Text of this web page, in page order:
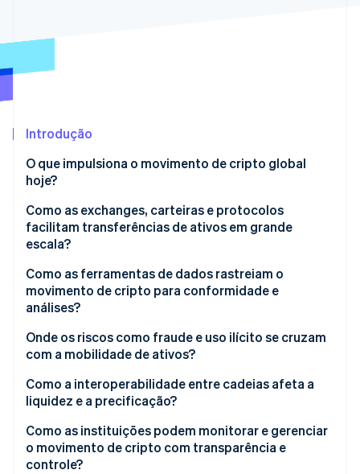
Radar
Atlas
Remoção de carbono
Verificação de identidade
Veja como a Stripe está construindo a infraestrutura
Assista agora
Introdução
O que impulsiona o movimento de cripto global
hoje?
Como as exchanges, carteiras e protocolos
facilitam transferências de ativos em grande
escala?
Exchanges globais
Carteiras e custódia
Redes blockchain
Infraestrutura de pagamento integrada
Como as ferramentas de dados rastreiam o
movimento de cripto para conformidade e
análises?
Onde os riscos como fraude e uso ilícito se cruzam
com a mobilidade de ativos?
Finanças ilícitas
Investigações complexas
Fraudes e golpes
Como a interoperabilidade entre cadeias afeta a
liquidez e a precificação?
Como as instituições podem monitorar e gerenciar
o movimento de cripto com transparência e
controle?